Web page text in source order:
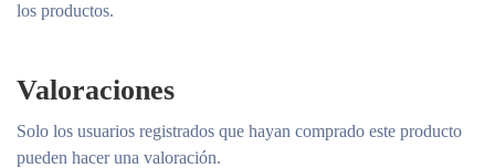
los productos.
Valoraciones
Solo los usuarios registrados que hayan comprado este producto
pueden hacer una valoración.